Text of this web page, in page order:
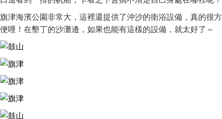
旗津海濱公園非常大，這裡還提供了沖沙的衛浴設備，真的很方
便哩！在墾丁的沙灘邊，如果也能有這樣的設備，就太好了～